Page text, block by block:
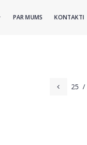
PAR MUMS KONTAKTI
25 /